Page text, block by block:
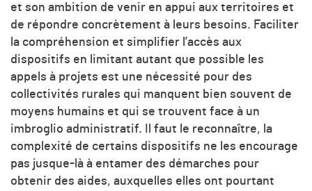
et son ambition de venir en appui aux territoires et
de répondre concrètement à leurs besoins. Faciliter
la compréhension et simplifier l’accès aux
dispositifs en limitant autant que possible les
appels à projets est une nécessité pour des
collectivités rurales qui manquent bien souvent de
moyens humains et qui se trouvent face à un
imbroglio administratif. Il faut le reconnaître, la
complexité de certains dispositifs ne les encourage
pas jusque-là à entamer des démarches pour
obtenir des aides, auxquelles elles ont pourtant